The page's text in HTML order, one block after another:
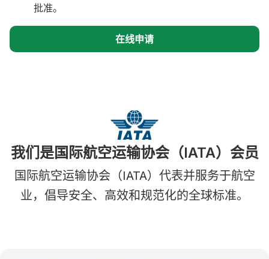
批准。
在线申请
我们是国际航空运输协会（IATA）会员
国际航空运输协会（IATA）代表并服务于航空
业，倡导安全、高效和规范化的全球标准。